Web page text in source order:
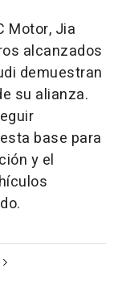
Motor, Jia
alcanzados
demuestran
su alianza.
base para
y el